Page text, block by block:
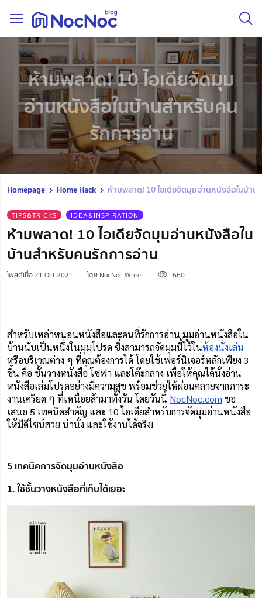
ห้ามพลาด! 10 ไอเดียจัดมุม
อ่านหนังสือในบ้านสำหรับคน
รักการอ่าน
Homepage Home Hack ห้ามพลาด! 10 ไอเดียจัดมุมอ่านหนังสือในบ้า
TIPS&TRICKS IDEA&INSPIRATION
ห้ามพลาด! 10 ไอเดียจัดมุมอ่านหนังสือใน
บ้านสำหรับคนรักการอ่าน
โพสต์เมื่อ 21 Oct 2021 โดย NocNoc Writer 660
สำหรับเหล่าหนอนหนังสือและคนที่รักการอ่าน มุมอ่านหนังสือใน
บ้านนับเป็นหนึ่งในมุมโปรด ซึ่งสามารถจัดมุมนี้ไว้ในห้องนั่งเล่น
หรือบริเวณต่าง ๆ ที่คุณต้องการได้ โดยใช้เฟอร์นิเจอร์หลักเพียง 3
ชิ้น คือ ชั้นวางหนังสือ โซฟา และโต๊ะกลาง เพื่อให้คุณได้นั่งอ่าน
หนังสือเล่มโปรดอย่างมีความสุข พร้อมช่วยให้ผ่อนคลายจากภาระ
งานเครียด ๆ ที่เหนื่อยล้ามาทั้งวัน โดยวันนี้ NocNoc.com ขอ
เสนอ 5 เทคนิคสำคัญ และ 10 ไอเดียสำหรับการจัดมุมอ่านหนังสือ
ให้มีดีไซน์สวย น่านั่ง และใช้งานได้จริง!
5 เทคนิคการจัดมุมอ่านหนังสือ
1. ใช้ชั้นวางหนังสือที่เก็บได้เยอะ